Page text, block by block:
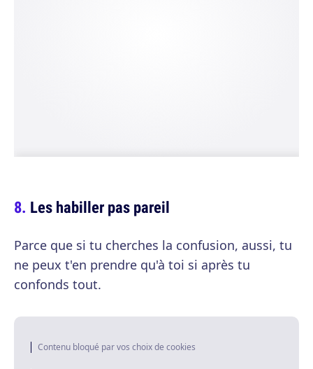
Les habiller pas pareil
Parce que si tu cherches la confusion, aussi, tu
ne peux t'en prendre qu'à toi si après tu
confonds tout.
Contenu bloqué par vos choix de cookies